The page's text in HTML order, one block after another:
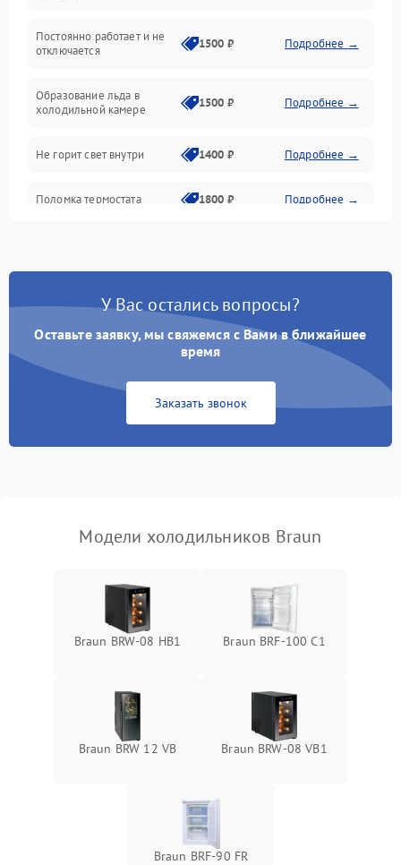
Постоянно работает и не
отключается
1500 ₽ Подробнее →
Образование льда в
холодильной камере
1500 ₽ Подробнее →
Не горит свет внутри 1400 ₽ Подробнее →
Поломка термостата 1800 ₽ Подробнее →
Образование конденсата
1800 ₽ Подробнее →
Сбой в работе инвертора
работе
2000 ₽ Подробнее →
У Вас остались вопросы?
Оставьте заявку, мы свяжемся с Вами в ближайшее
время
Заказать звонок
Модели холодильников Braun
Braun BRW-08 HB1 Braun BRF-100 C1
Braun BRW 12 VB Braun BRW-08 VB1
Braun BRF-90 FR